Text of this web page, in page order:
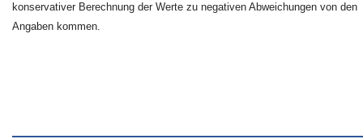
konservativer Berechnung der Werte zu negativen Abweichungen von den
Angaben kommen.